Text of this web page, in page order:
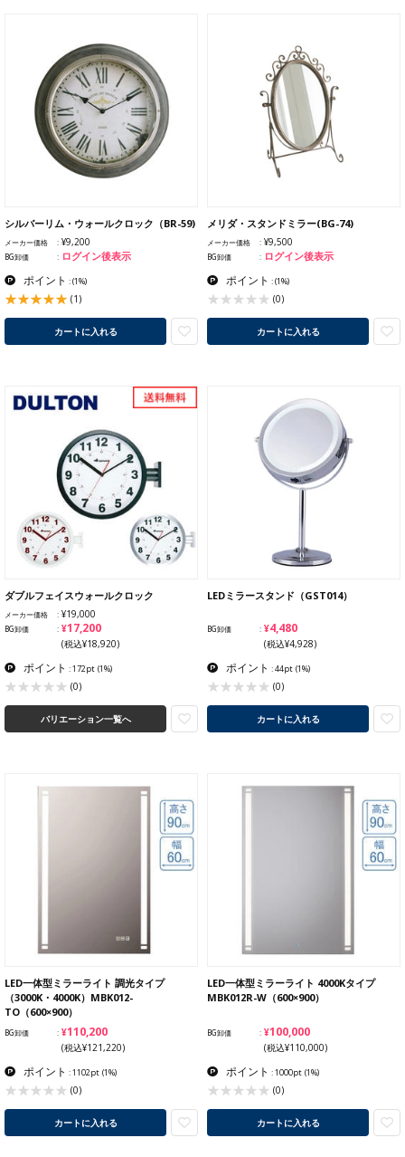
シルバーリム・ウォールクロック（BR-59)
メーカー価格 ¥9,200
BG卸価 ログイン後表示
ポイント :(1%)
(1)
カートに入れる
メリダ・スタンドミラー(BG-74)
メーカー価格 ¥9,500
BG卸価 ログイン後表示
ポイント :(1%)
(0)
カートに入れる
ダブルフェイスウォールクロック
メーカー価格 ¥19,000
BG卸価 ¥17,200
(税込¥18,920)
ポイント : 172pt (1%)
(0)
バリエーション一覧へ
LEDミラースタンド（GST014）
BG卸価 ¥4,480
(税込¥4,928)
ポイント : 44pt (1%)
(0)
カートに入れる
LED一体型ミラーライト 調光タイプ
（3000K・4000K）MBK012-
TO（600×900）
BG卸価 ¥110,200
(税込¥121,220)
ポイント : 1102pt (1%)
(0)
カートに入れる
LED一体型ミラーライト 4000Kタイプ
MBK012R-W（600×900）
BG卸価 ¥100,000
(税込¥110,000)
ポイント : 1000pt (1%)
(0)
カートに入れる